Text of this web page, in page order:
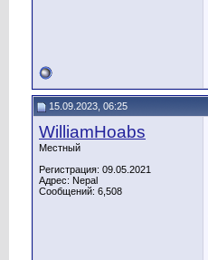
15.09.2023, 06:25
WilliamHoabs
Местный
Регистрация: 09.05.2021
Адрес: Nepal
Сообщений: 6,508